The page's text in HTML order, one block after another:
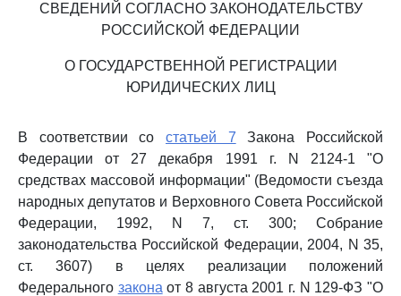
СВЕДЕНИЙ СОГЛАСНО ЗАКОНОДАТЕЛЬСТВУ
РОССИЙСКОЙ ФЕДЕРАЦИИ
О ГОСУДАРСТВЕННОЙ РЕГИСТРАЦИИ
ЮРИДИЧЕСКИХ ЛИЦ
В соответствии со статьей 7 Закона Российской
Федерации от 27 декабря 1991 г. N 2124-1 "О
средствах массовой информации" (Ведомости съезда
народных депутатов и Верховного Совета Российской
Федерации, 1992, N 7, ст. 300; Собрание
законодательства Российской Федерации, 2004, N 35,
ст. 3607) в целях реализации положений
Федерального закона от 8 августа 2001 г. N 129-ФЗ "О